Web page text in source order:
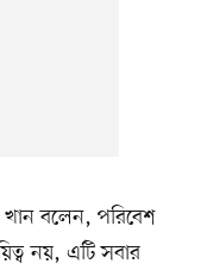
বলেন, পরিবেশ
নয়, এটি সবার